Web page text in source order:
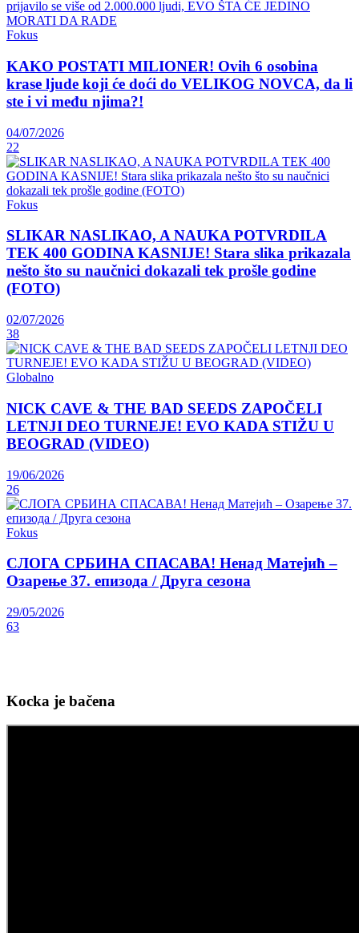
Fokus
KAKO POSTATI MILIONER! Ovih 6 osobina
krase ljude koji će doći do VELIKOG NOVCA, da li
ste i vi među njima?!
04/07/2026
22
Fokus
SLIKAR NASLIKAO, A NAUKA POTVRDILA
TEK 400 GODINA KASNIJE! Stara slika prikazala
nešto što su naučnici dokazali tek prošle godine
(FOTO)
02/07/2026
38
Globalno
NICK CAVE & THE BAD SEEDS ZAPOČELI
LETNJI DEO TURNEJE! EVO KADA STIŽU U
BEOGRAD (VIDEO)
19/06/2026
26
Fokus
СЛОГА СРБИНА СПАСАВА! Ненад Матејић –
Oзарење 37. епизода / Друга сезона
29/05/2026
63
Kocka je bačena